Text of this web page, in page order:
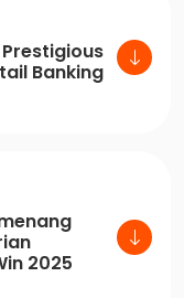
Banking
2025